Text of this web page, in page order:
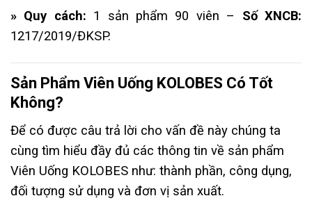
» Quy cách: 1 sản phẩm 90 viên – Số XNCB:
1217/2019/ĐKSP.
Sản Phẩm Viên Uống KOLOBES Có Tốt
Không?
Để có được câu trả lời cho vấn đề này chúng ta
cùng tìm hiểu đầy đủ các thông tin về sản phẩm
Viên Uống KOLOBES như: thành phần, công dụng,
đối tượng sử dụng và đơn vị sản xuất.